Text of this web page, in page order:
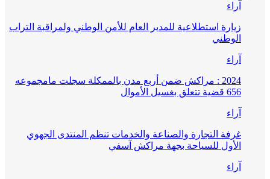
آراء
زيارة استطلاعية للمدير العام للأمن الوطني ولمراقبة التراب
الوطني
آراء
2024 : مراكش ضمن أربع مدن بالممكلة سجلت مامجموعه
656 قضية تتعلق بغسيل الأموال
آراء
غرفة التجارة والصناعة والخدمات تنظم المنتدى الجهوي
الأول للسياحة بجهة مراكش آسفي
آراء